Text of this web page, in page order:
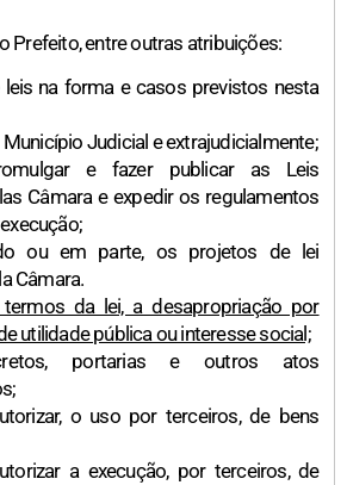
Prefeito, entre outras atribuições:
leis na forma e casos previstos nesta
Judicial e extrajudicialmente;
e fazer publicar as Leis
Câmara e expedir os regulamentos
ou em parte, os projetos de lei
Câmara.
da lei, a desapropriação por
utilidade pública ou interesse social;
portarias e outros atos
o uso por terceiros, de bens
a execução, por terceiros, de